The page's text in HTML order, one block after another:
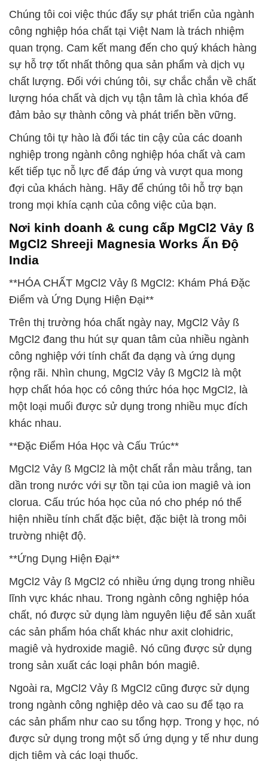
Chúng tôi coi việc thúc đẩy sự phát triển của ngành
công nghiệp hóa chất tại Việt Nam là trách nhiệm
quan trọng. Cam kết mang đến cho quý khách hàng
sự hỗ trợ tốt nhất thông qua sản phẩm và dịch vụ
chất lượng. Đối với chúng tôi, sự chắc chắn về chất
lượng hóa chất và dịch vụ tận tâm là chìa khóa để
đảm bảo sự thành công và phát triển bền vững.
Chúng tôi tự hào là đối tác tin cậy của các doanh
nghiệp trong ngành công nghiệp hóa chất và cam
kết tiếp tục nỗ lực để đáp ứng và vượt qua mong
đợi của khách hàng. Hãy để chúng tôi hỗ trợ bạn
trong mọi khía cạnh của công việc của bạn.
Nơi kinh doanh & cung cấp MgCl2 Vảy ß
MgCl2 Shreeji Magnesia Works Ấn Độ
India
**HÓA CHẤT MgCl2 Vảy ß MgCl2: Khám Phá Đặc
Điểm và Ứng Dụng Hiện Đại**
Trên thị trường hóa chất ngày nay, MgCl2 Vảy ß
MgCl2 đang thu hút sự quan tâm của nhiều ngành
công nghiệp với tính chất đa dạng và ứng dụng
rộng rãi. Nhìn chung, MgCl2 Vảy ß MgCl2 là một
hợp chất hóa học có công thức hóa học MgCl2, là
một loại muối được sử dụng trong nhiều mục đích
khác nhau.
**Đặc Điểm Hóa Học và Cấu Trúc**
MgCl2 Vảy ß MgCl2 là một chất rắn màu trắng, tan
dần trong nước với sự tồn tại của ion magiê và ion
clorua. Cấu trúc hóa học của nó cho phép nó thể
hiện nhiều tính chất đặc biệt, đặc biệt là trong môi
trường nhiệt độ.
**Ứng Dụng Hiện Đại**
MgCl2 Vảy ß MgCl2 có nhiều ứng dụng trong nhiều
lĩnh vực khác nhau. Trong ngành công nghiệp hóa
chất, nó được sử dụng làm nguyên liệu để sản xuất
các sản phẩm hóa chất khác như axit clohidric,
magiê và hydroxide magiê. Nó cũng được sử dụng
trong sản xuất các loại phân bón magiê.
Ngoài ra, MgCl2 Vảy ß MgCl2 cũng được sử dụng
trong ngành công nghiệp dẻo và cao su để tạo ra
các sản phẩm như cao su tổng hợp. Trong y học, nó
được sử dụng trong một số ứng dụng y tế như dung
dịch tiêm và các loại thuốc.